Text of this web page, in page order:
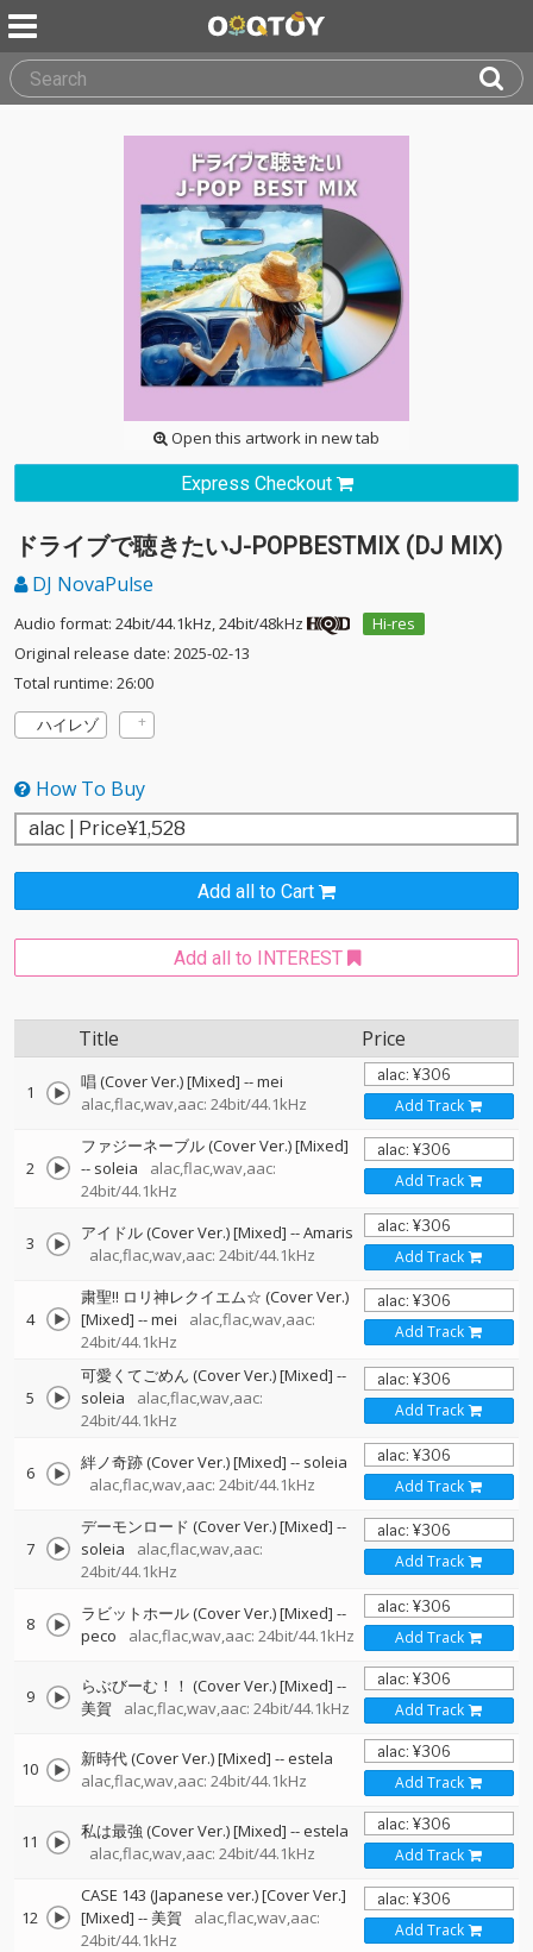
Open this artwork in new tab
Express Checkout
ドライブで聴きたいJ-POPBESTMIX (DJ MIX)
DJ NovaPulse
Audio format: 24bit/44.1kHz, 24bit/48kHz
Hi-res
Original release date: 2025-02-13
Total runtime: 26:00
ハイレゾ
How To Buy
Add all to Cart
Add all to INTEREST
Title Price
1 唱 (Cover Ver.) [Mixed] --mei
alac,flac,wav,aac: 24bit/44.1kHz
Add Track
2
ファジーネーブル (Cover Ver.) [Mixed]
-- soleia
alac,flac,wav,aac:
24bit/44.1kHz
Add Track
3 アイドル (Cover Ver.) [Mixed] --Amaris
alac,flac,wav,aac: 24bit/44.1kHz
Add Track
4
粛聖!! ロリ神レクイエム☆ (Cover Ver.)
[Mixed] --mei
alac,flac,wav,aac:
24bit/44.1kHz
Add Track
5
可愛くてごめん (Cover Ver.) [Mixed] --
soleia
alac,flac,wav,aac:
24bit/44.1kHz
Add Track
6 絆ノ奇跡 (Cover Ver.) [Mixed] -- soleia
alac,flac,wav,aac: 24bit/44.1kHz
Add Track
7
デーモンロード (Cover Ver.) [Mixed] --
soleia
alac,flac,wav,aac:
24bit/44.1kHz
Add Track
8 ラビットホール (Cover Ver.) [Mixed] --
peco
alac,flac,wav,aac: 24bit/44.1kHz Add Track
9 らぶびーむ！！ (Cover Ver.) [Mixed] --
美賀
alac,flac,wav,aac: 24bit/44.1kHz Add Track
10 新時代 (Cover Ver.) [Mixed] --estela
alac,flac,wav,aac: 24bit/44.1kHz
Add Track
11 私は最強 (Cover Ver.) [Mixed] --estela
alac,flac,wav,aac: 24bit/44.1kHz
Add Track
12
CASE 143 (Japanese ver.) [Cover Ver.]
[Mixed] --美賀
alac,flac,wav,aac:
24bit/44.1kHz
Add Track